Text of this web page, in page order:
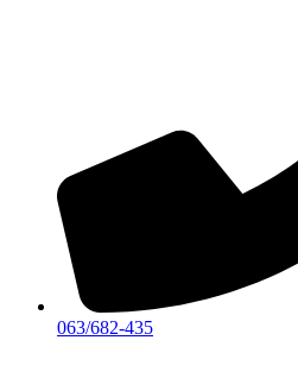
063/682-435